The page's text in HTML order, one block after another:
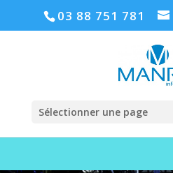
03 88 751 781
Sélectionner une page